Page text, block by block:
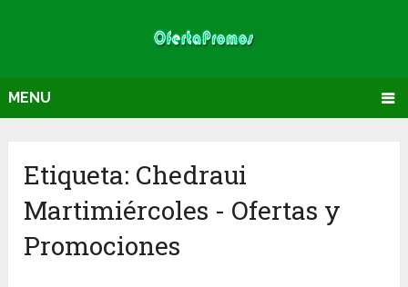
MENU
Etiqueta: Chedraui
Martimiércoles - Ofertas y
Promociones